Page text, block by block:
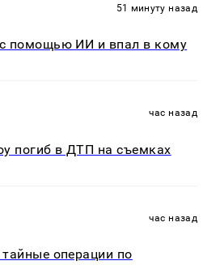
51 минуту назад
помощью ИИ и впал в кому
час назад
погиб в ДТП на съемках
час назад
операции по